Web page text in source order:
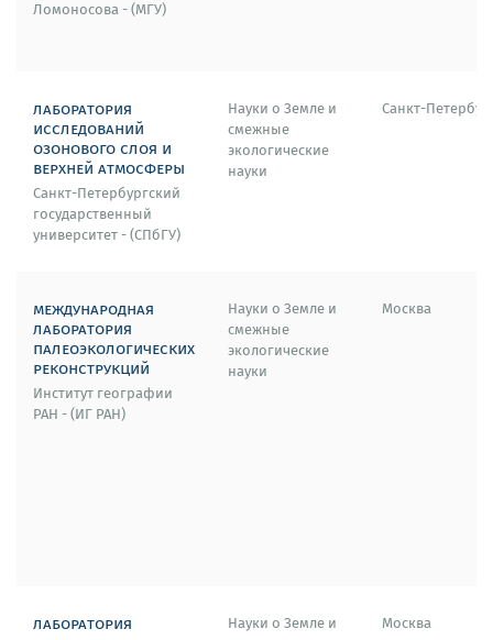
Ломоносова - (МГУ)
лаборатория
исследований
озонового слоя и
верхней атмосферы
Санкт-Петербургский
государственный
университет - (СПбГУ)
Науки о Земле и
смежные
экологические
науки
Санкт-
международная
лаборатория
палеоэкологических
реконструкций
Институт географии
РАН - (ИГ РАН)
Науки о Земле и
смежные
экологические
науки
Москва
лаборатория
Науки о Земле и
Москва